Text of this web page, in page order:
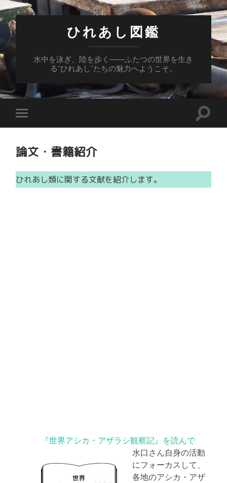
ひれあし図鑑
水中を泳ぎ、陸を歩く――ふたつの世界を生き
る“ひれあし”たちの魅力へようこそ。
モ
バ
ル
メ
ュ
ー
を
検
を
り
論文・書籍紹介
ひれあし類に関する文献を紹介します。
『世界アシカ・アザラシ観察記』を読んで
水口さん自身の活動
にフォーカスして、
各地のアシカ・アザ